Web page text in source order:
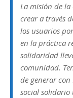
La misión de
crear a través
los usuarios
en la práctica
solidaridad
comunidad.
de generar
social solidario